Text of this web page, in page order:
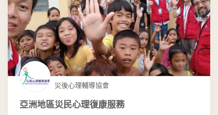
災後心理輔導協會
亞洲地區災民心理復康服務